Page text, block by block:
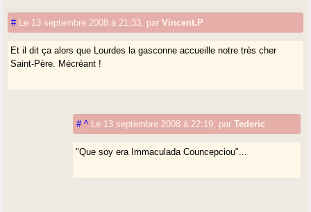
# Le 13 septembre 2008 à 21:33 parVincent.P
Et il dit ça alors que Lourdes la gasconne accueille notre très cher
Saint-Père. Mécréant !
# ^ Le 13 septembre 2008 à 22:19 parTederic
"Que soy era Immaculada Councepciou"...